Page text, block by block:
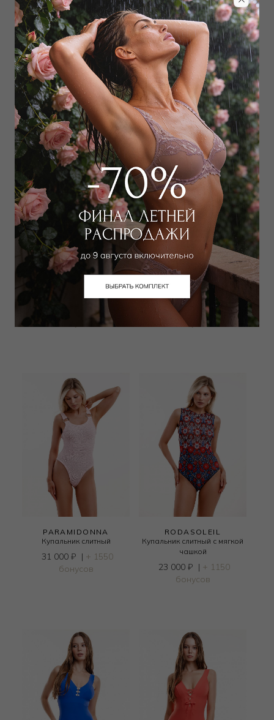
RODASOLEIL
Купальник слитный
24 000₽ |+ 1200
бонусов
PARAMIDONNA
Купальник слитный
31 000 ₽
+ 1550
бонусов
PARAMIDONNA
+ 1400
PARAMIDONNA
Купальник слитный
28 000
+ 1400
бонусов
PARAMIDONNA
Купальник слитный
31 000 ₽ | + 1550
бонусов
RODASOLEIL
Купальник слитный с мягкой
чашкой
23 000 ₽ | + 1150
бонусов